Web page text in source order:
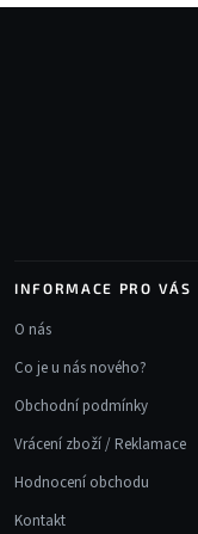
INFORMACE PRO VÁS
O nás
Co je u nás nového?
Obchodní podmínky
Vrácení zboží / Reklamace
Hodnocení obchodu
Kontakt